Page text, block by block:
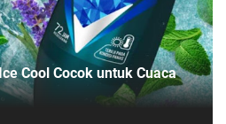
Cool Cocok untuk Cuaca